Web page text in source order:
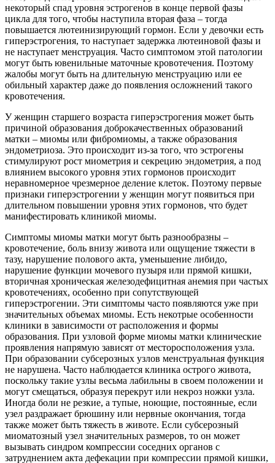
некоторый спад уровня эстрогенов в конце первой фазы
цикла для того, чтобы наступила вторая фаза – тогда
повышается лютеинизирующий гормон. Если у девочки есть
гиперэстрогения, то наступает задержка лютеиновой фазы и
не наступает менструация. Часто симптомом этой патологии
могут быть ювенильные маточные кровотечения. Поэтому
жалобы могут быть на длительную менструацию или ее
обильный характер даже до появления осложнений такого
кровотечения.
У женщин старшего возраста гиперэстрогения может быть
причиной образования доброкачественных образований
матки – миомы или фибромиомы, а также образования
эндометриоза. Это происходит из-за того, что эстрогены
стимулируют рост миометрия и секрецию эндометрия, а под
влиянием высокого уровня этих гормонов происходит
неравномерное чрезмерное деление клеток. Поэтому первые
признаки гиперэстрогении у женщин могут появиться при
длительном повышении уровня этих гормонов, что будет
манифестировать клиникой миомы.
Симптомы миомы матки могут быть разнообразны –
кровотечение, боль внизу живота или ощущение тяжести в
тазу, нарушение полового акта, уменьшение либидо,
нарушение функции мочевого пузыря или прямой кишки,
вторичная хроническая железодефицитная анемия при частых
кровотечениях, особенно при сопутствующей
гиперэстрогении. Эти симптомы часто появляются уже при
значительных объемах миомы. Есть некотрые особенности
клиники в зависимости от расположения и формы
образования. При узловой форме миомы матки клинические
проявления напрямую зависят от месторосположения узла.
При образовании субсерозных узлов менструальная функция
не нарушена. Часто наблюдается клиника острого живота,
поскольку такие узлы весьма лабильны в своем положении и
могут смещаться, образуя перекрут или некроз ножки узла.
Иногда боли не резкие, а тупые, ноющие, постоянные, если
узел раздражает брюшину или нервные окончания, тогда
также может быть тяжесть в животе. Если субсерозный
миоматозный узел значительных размеров, то он может
вызывать синдром компрессии соседних органов с
затруднением акта дефекации при компрессии прямой кишки,